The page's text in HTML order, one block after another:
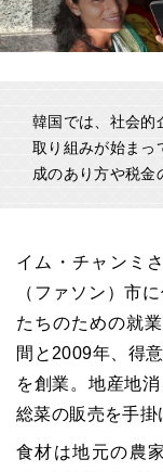
韓国では、社会的
取り組みが始まっ
成のあり方や税金
イム・チャンミ
（ファソン）市
たちのための就
間と2009年、得
を創業。地産地
総菜の販売を手掛
食材は地元の農